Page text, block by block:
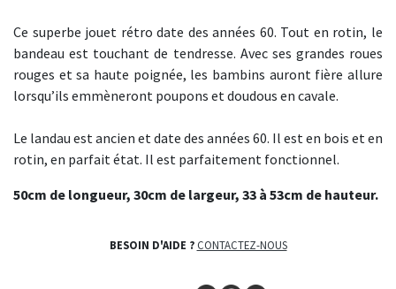
Ce superbe jouet rétro date des années 60. Tout en rotin, le
bandeau est touchant de tendresse. Avec ses grandes roues
rouges et sa haute poignée, les bambins auront fière allure
lorsqu’ils emmèneront poupons et doudous en cavale.
Le landau est ancien et date des années 60. Il est en bois et en
rotin, en parfait état. Il est parfaitement fonctionnel.
50cm de longueur, 30cm de largeur, 33 à 53cm de hauteur.
BESOIN D'AIDE ? CONTACTEZ-NOUS